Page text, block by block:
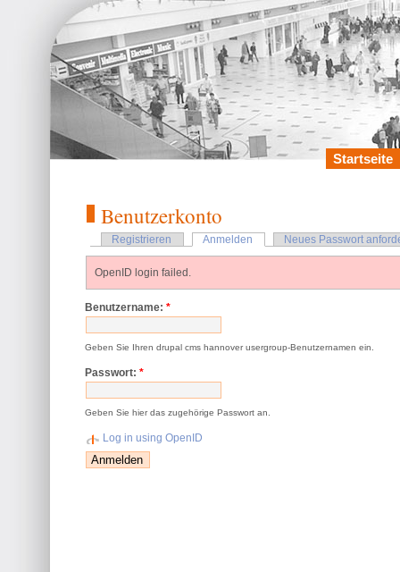
Startseite
Benutzerkonto
Registrieren Anmelden Neues Passwort
OpenID login failed.
Benutzername:*
Geben Sie Ihren drupal cms hannover usergroup-Benutzernamen ein.
Passwort:*
Geben Sie hier das zugehörige Passwort an.
Log in using OpenID